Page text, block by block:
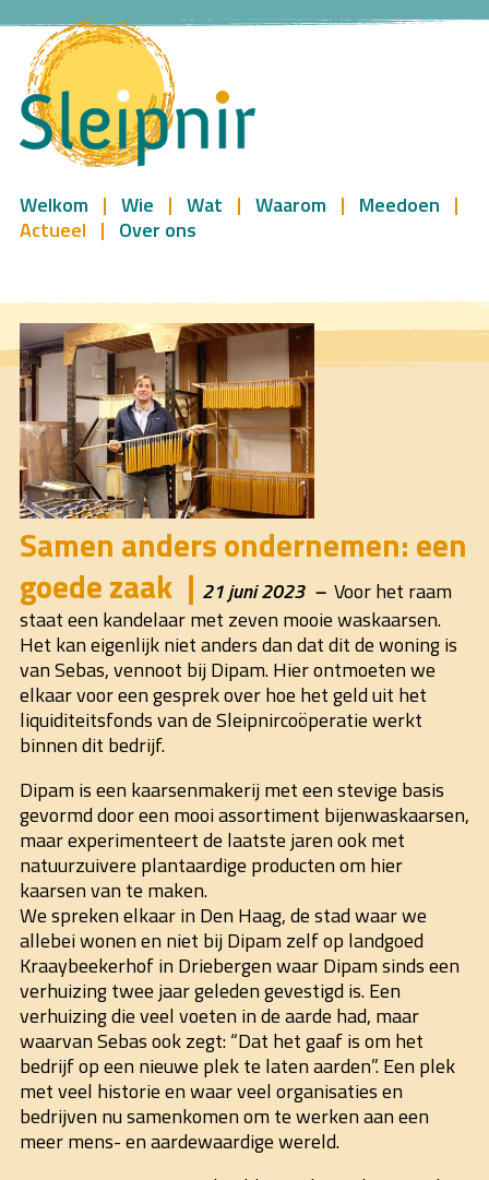
Welkom Wie Wat Waarom
Meedoen
Actueel
Over ons
Samen anders ondernemen: een
goede zaak
21 juni 2023
Voor het raam
staat een kandelaar met zeven mooie waskaarsen.
Het kan eigenlijk niet anders dan dat dit de woning is
van Sebas, vennoot bij Dipam. Hier ontmoeten we
elkaar voor een gesprek over hoe het geld uit het
liquiditeitsfonds van de Sleipnircoöperatie werkt
binnen dit bedrijf.
Dipam is een kaarsenmakerij met een stevige basis
gevormd door een mooi assortiment bijenwaskaarsen,
maar experimenteert de laatste jaren ook met
natuurzuivere plantaardige producten om hier
kaarsen van te maken.
We spreken elkaar in Den Haag, de stad waar we
allebei wonen en niet bij Dipam zelf op landgoed
Kraaybeekerhof in Driebergen waar Dipam sinds een
verhuizing twee jaar geleden gevestigd is. Een
verhuizing die veel voeten in de aarde had, maar
waarvan Sebas ook zegt: “Dat het gaaf is om het
bedrijf op een nieuwe plek te laten aarden”. Een plek
met veel historie en waar veel organisaties en
bedrijven nu samenkomen om te werken aan een
meer mens- en aardewaardige wereld.